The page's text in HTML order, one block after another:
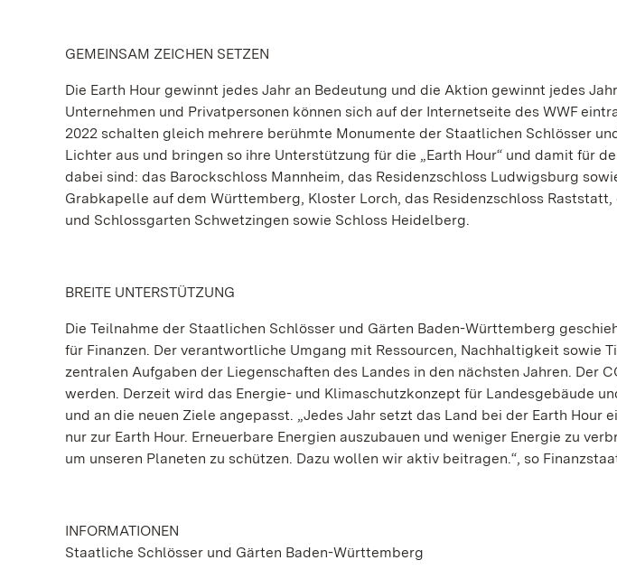
GEMEINSAM ZEICHEN SETZEN
Die Earth Hour gewinnt jedes Jahr an Bedeutung und die Aktion gewinnt jedes
Unternehmen und Privatpersonen können sich auf der Internetseite des WWF
2022 schalten gleich mehrere berühmte Monumente der Staatlichen Schlösser
Lichter aus und bringen so ihre Unterstützung für die „Earth Hour“ und damit für
dabei sind: das Barockschloss Mannheim, das Residenzschloss Ludwigsburg
Grabkapelle auf dem Württemberg, Kloster Lorch, das Residenzschloss
und Schlossgarten Schwetzingen sowie Schloss Heidelberg.
BREITE UNTERSTÜTZUNG
Die Teilnahme der Staatlichen Schlösser und Gärten Baden-Württemberg
für Finanzen. Der verantwortliche Umgang mit Ressourcen, Nachhaltigkeit sowie
zentralen Aufgaben der Liegenschaften des Landes in den nächsten Jahren. Der
werden. Derzeit wird das Energie- und Klimaschutzkonzept für Landesgebäude
und an die neuen Ziele angepasst. „Jedes Jahr setzt das Land bei der Earth Hour
nur zur Earth Hour. Erneuerbare Energien auszubauen und weniger Energie zu
um unseren Planeten zu schützen. Dazu wollen wir aktiv beitragen.“, so
INFORMATIONEN
Staatliche Schlösser und Gärten Baden-Württemberg